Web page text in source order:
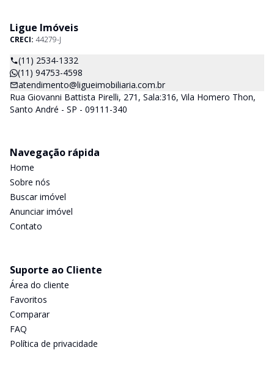
Ligue Imóveis
CRECI: 44279-J
(11) 2534-1332
(11) 94753-4598
atendimento@ligueimobiliaria.com.br
Rua Giovanni Battista Pirelli, 271, Sala:316, Vila Homero Thon,
Santo André - SP - 09111-340
Navegação rápida
Home
Sobre nós
Buscar imóvel
Anunciar imóvel
Contato
Suporte ao Cliente
Área do cliente
Favoritos
Comparar
FAQ
Política de privacidade